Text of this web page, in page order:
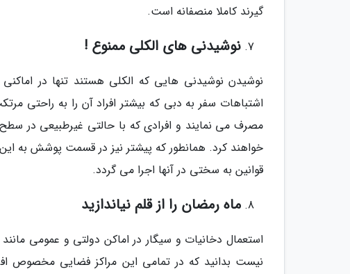
گیرند کاملا منصفانه است.
نوشیدنی های الکلی ممنوع !
نوشیدن نوشیدنی هایی که الکلی هستند تنها در
اشتباهات سفر به دبی که بیشتر افراد آن را به راحتی
مصرف می نمایند و افرادی که با حالتی غیرطبیعی در
خواهند کرد. همانطور که پیشتر نیز در قسمت پوشش به
قوانین به سختی در آنها اجرا می گردد.
ماه رمضان را از قلم نیاندازید
استعمال دخانیات و سیگار در اماکن دولتی و عمومی
نیست بدانید که در تمامی این مراکز فضایی مخصوص